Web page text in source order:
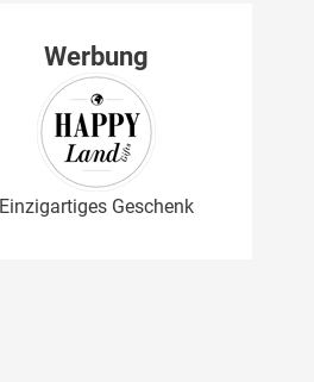
Werbung
Einzigartiges Geschenk